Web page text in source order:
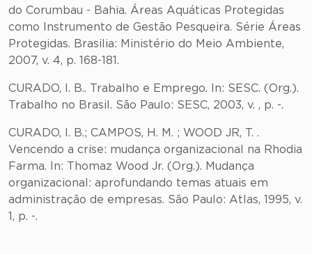
do Corumbau - Bahia. Áreas Aquáticas Protegidas
como Instrumento de Gestão Pesqueira. Série Áreas
Protegidas. Brasilia: Ministério do Meio Ambiente,
2007, v. 4, p. 168-181.
CURADO, I. B.. Trabalho e Emprego. In: SESC. (Org.).
Trabalho no Brasil. São Paulo: SESC, 2003, v. , p. -.
CURADO, I. B.; CAMPOS, H. M. ; WOOD JR, T. .
Vencendo a crise: mudança organizacional na Rhodia
Farma. In: Thomaz Wood Jr. (Org.). Mudança
organizacional: aprofundando temas atuais em
administração de empresas. São Paulo: Atlas, 1995, v.
1, p. -.